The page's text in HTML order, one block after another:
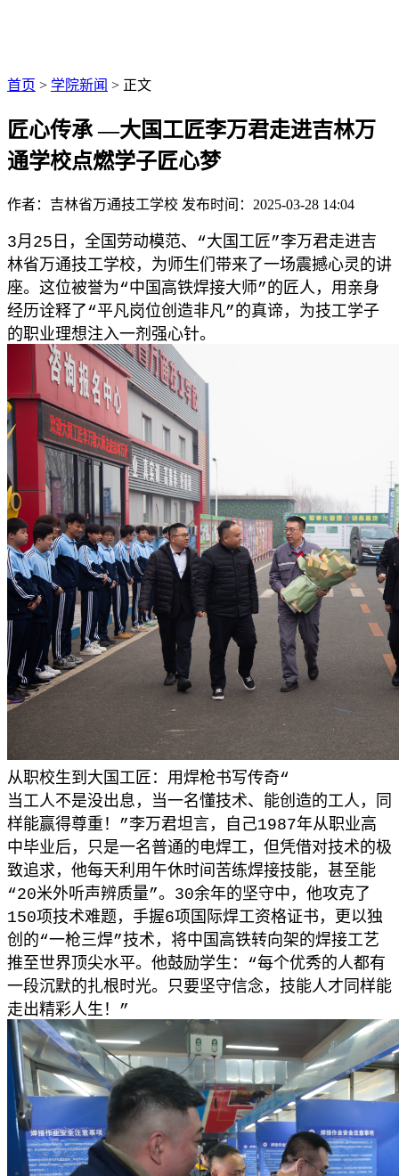
首页 > 学院新闻 > 正文
匠心传承 —大国工匠李万君走进吉林万
通学校点燃学子匠心梦
作者：吉林省万通技工学校 发布时间：2025-03-28 14:04
3月25日，全国劳动模范、“大国工匠”李万君走进吉
林省万通技工学校，为师生们带来了一场震撼心灵的讲
座。这位被誉为“中国高铁焊接大师”的匠人，用亲身
经历诠释了“平凡岗位创造非凡”的真谛，为技工学子
的职业理想注入一剂强心针。
从职校生到大国工匠：用焊枪书写传奇“
当工人不是没出息，当一名懂技术、能创造的工人，同
样能赢得尊重！”李万君坦言，自己1987年从职业高
中毕业后，只是一名普通的电焊工，但凭借对技术的极
致追求，他每天利用午休时间苦练焊接技能，甚至能
“20米外听声辨质量”。30余年的坚守中，他攻克了
150项技术难题，手握6项国际焊工资格证书，更以独
创的“一枪三焊”技术，将中国高铁转向架的焊接工艺
推至世界顶尖水平。他鼓励学生：“每个优秀的人都有
一段沉默的扎根时光。只要坚守信念，技能人才同样能
走出精彩人生！”